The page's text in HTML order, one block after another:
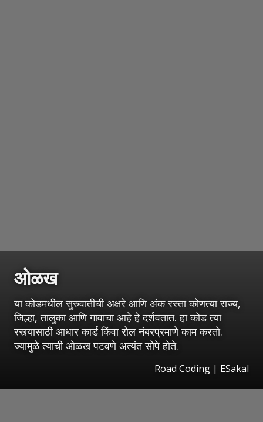
ओळख
या कोडमधील सुरुवातीची अक्षरे आणि अंक रस्ता कोणत्या राज्य,
जिल्हा, तालुका आणि गावाचा आहे हे दर्शवतात. हा कोड त्या
रस्त्यासाठी आधार कार्ड किंवा रोल नंबरप्रमाणे काम करतो.
ज्यामुळे त्याची ओळख पटवणे अत्यंत सोपे होते.
Road Coding | ESakal